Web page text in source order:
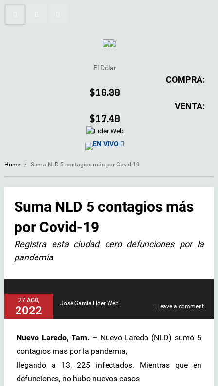
El Dólar
COMPRA:
$16.30
VENTA:
$17.40
EN VIVO
Home / Suma NLD 5 contagios más por Covid-19
Suma NLD 5 contagios más
por Covid-19
Registra esta ciudad cero defunciones por la
pandemia
27 AGO,
2022
José García Líder Web Leave a comment
Nuevo Laredo, Tam. – Nuevo Laredo (NLD) sumó 5
contagios más por la pandemia,
llegando a 13, 225 infectados. Mientras que en
defunciones, no hubo nuevos casos